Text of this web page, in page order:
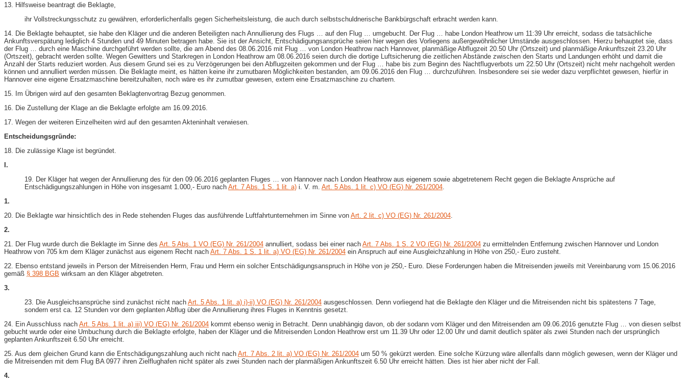
13. Hilfsweise beantragt die Beklagte,
ihr Vollstreckungsschutz zu gewähren, erforderlichenfalls gegen Sicherheitsleistung, die auch durch selbstschuldnerische Bankbürgschaft erbracht werden kann.
14. Die Beklagte behauptet, sie habe den Kläger und die anderen Beteiligten nach Annullierung des Flugs … auf den Flug … umgebucht. Der Flug … habe London Heathrow um 11:39 Uhr erreicht, sodass die tatsächliche
Ankunftsverspätung lediglich 4 Stunden und 49 Minuten betragen habe. Sie ist der Ansicht, Entschädigungsansprüche seien hier wegen des Vorliegens außergewöhnlicher Umstände ausgeschlossen. Hierzu behauptet sie, dass
der Flug … durch eine Maschine durchgeführt werden sollte, die am Abend des 08.06.2016 mit Flug … von London Heathrow nach Hannover, planmäßige Abflugzeit 20.50 Uhr (Ortszeit) und planmäßige Ankunftszeit 23.20 Uhr
(Ortszeit), gebracht werden sollte. Wegen Gewitters und Starkregen in London Heathrow am 08.06.2016 seien durch die dortige Luftsicherung die zeitlichen Abstände zwischen den Starts und Landungen erhöht und damit die
Anzahl der Starts reduziert worden. Aus diesem Grund sei es zu Verzögerungen bei den Abflugzeiten gekommen und der Flug … habe bis zum Beginn des Nachtflugverbots um 22.50 Uhr (Ortszeit) nicht mehr nachgeholt werden
können und annulliert werden müssen. Die Beklagte meint, es hätten keine ihr zumutbaren Möglichkeiten bestanden, am 09.06.2016 den Flug … durchzuführen. Insbesondere sei sie weder dazu verpflichtet gewesen, hierfür in
Hannover eine eigene Ersatzmaschine bereitzuhalten, noch wäre es ihr zumutbar gewesen, extern eine Ersatzmaschine zu chartern.
15. Im Übrigen wird auf den gesamten Beklagtenvortrag Bezug genommen.
16. Die Zustellung der Klage an die Beklagte erfolgte am 16.09.2016.
17. Wegen der weiteren Einzelheiten wird auf den gesamten Akteninhalt verwiesen.
Entscheidungsgründe:
18. Die zulässige Klage ist begründet.
I.
19. Der Kläger hat wegen der Annullierung des für den 09.06.2016 geplanten Fluges … von Hannover nach London Heathrow aus eigenem sowie abgetretenem Recht gegen die Beklagte Ansprüche auf
Entschädigungszahlungen in Höhe von insgesamt 1.000,- Euro nach Art. 7 Abs. 1 S. 1 lit. a) i. V. m. Art. 5 Abs. 1 lit. c) VO (EG) Nr. 261/2004
1.
20. Die Beklagte war hinsichtlich des in Rede stehenden Fluges das ausführende Luftfahrtunternehmen im Sinne von Art. 2 lit. c) VO (EG) Nr. 261/2004
2.
21. Der Flug wurde durch die Beklagte im Sinne des Art. 5 Abs. 1 VO (EG) Nr. 261/2004 annulliert, sodass bei einer nach Art. 7 Abs. 1 S. 2 VO (EG) Nr. 261/2004 zu ermittelnden Entfernung zwischen Hannover und London
Heathrow von 705 km dem Kläger zunächst aus eigenem Recht nach Art. 7 Abs. 1 S. 1 lit. a) VO (EG) Nr. 261/2004 ein Anspruch auf eine Ausgleichzahlung in Höhe von 250,- Euro zusteht.
22. Ebenso entstand jeweils in Person der Mitreisenden Herrn, Frau und Herrn ein solcher Entschädigungsanspruch in Höhe von je 250,- Euro. Diese Forderungen haben die Mitreisenden jeweils mit Vereinbarung vom 15.06.2016
gemäß § 398 BGB wirksam an den Kläger abgetreten.
3.
23. Die Ausgleichsansprüche sind zunächst nicht nach Art. 5 Abs. 1 lit. a) i)-​ii) VO (EG) Nr. 261/2004 ausgeschlossen. Denn vorliegend hat die Beklagte den Kläger und die Mitreisenden nicht bis spätestens 7 Tage,
sondern erst ca. 12 Stunden vor dem geplanten Abflug über die Annullierung ihres Fluges in Kenntnis gesetzt.
24. Ein Ausschluss nach Art. 5 Abs. 1 lit. a) iii) VO (EG) Nr. 261/2004 kommt ebenso wenig in Betracht. Denn unabhängig davon, ob der sodann vom Kläger und den Mitreisenden am 09.06.2016 genutzte Flug … von diesen selbst
gebucht wurde oder eine Umbuchung durch die Beklagte erfolgte, haben der Kläger und die Mitreisenden London Heathrow erst um 11.39 Uhr oder 12.00 Uhr und damit deutlich später als zwei Stunden nach der ursprünglich
geplanten Ankunftszeit 6.50 Uhr erreicht.
25. Aus dem gleichen Grund kann die Entschädigungszahlung auch nicht nach Art. 7 Abs. 2 lit. a) VO (EG) Nr. 261/2004 um 50 % gekürzt werden. Eine solche Kürzung wäre allenfalls dann möglich gewesen, wenn der Kläger und
die Mitreisenden mit dem Flug BA 0977 ihren Zielflughafen nicht später als zwei Stunden nach der planmäßigen Ankunftszeit 6.50 Uhr erreicht hätten. Dies ist hier aber nicht der Fall.
4.